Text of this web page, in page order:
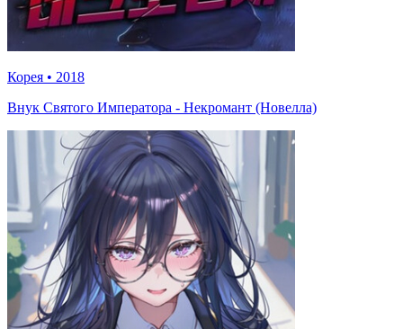
Корея • 2018
Внук Святого Императора - Некромант (Новелла)